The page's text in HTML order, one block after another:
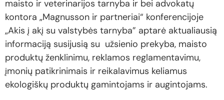
maisto ir veterinarijos tarnyba ir bei advokatų
kontora „Magnusson ir partneriai“ konferencijoje
„Akis į akį su valstybės tarnyba” aptarė aktualiausią
informaciją susijusią su užsienio prekyba, maisto
produktų ženklinimu, reklamos reglamentavimu,
įmonių patikrinimais ir reikalavimus keliamus
ekologiškų produktų gamintojams ir augintojams.